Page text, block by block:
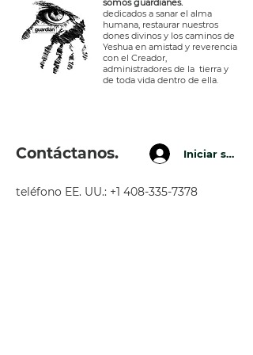
somos guardianes.
dedicados a sanar el alma
humana, restaurar nuestros
dones divinos y los caminos de
Yeshua en amistad y reverencia
con el Creador,
administradores de la tierra y
de toda vida dentro de ella.
Contáctanos. Iniciar sesión
teléfono EE. UU.: +1 408-335-7378